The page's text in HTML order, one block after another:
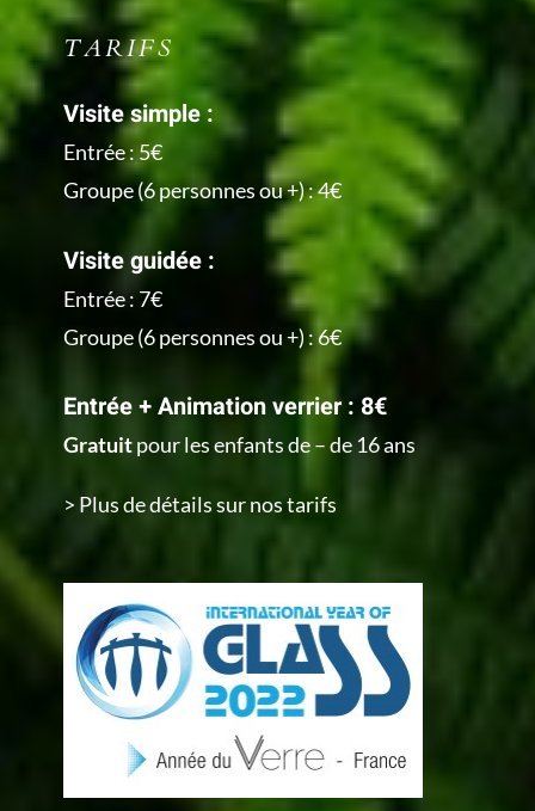
TARIFS
Visite simple :
Entrée : 5€
Groupe (6 personnes ou +) : 4€
Visite guidée :
Entrée : 7€
Groupe (6 personnes ou +) : 6€
Entrée + Animation verrier : 8€
Gratuitpour les enfants de – de 16 ans
> Plus de détails sur nos tarifs